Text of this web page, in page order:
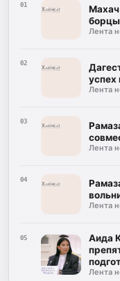
01
Махач
Лента
02
успех
Лента
03
Лента
04
Лента
05
Аида
Лента